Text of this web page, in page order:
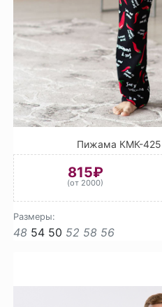
Пижама КМК-
815₽
(от 2000)
Размеры:
48 54 50 52 58 56